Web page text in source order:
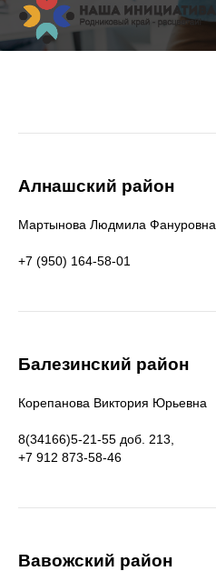
Алнашский район
Мартынова Людмила Фануровна
+7 (950) 164-58-01
Балезинский район
Корепанова Виктория Юрьевна
8(34166)5-21-55 доб. 213,
+7 912 873-58-46
Вавожский район